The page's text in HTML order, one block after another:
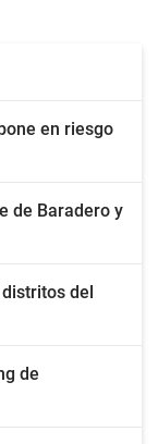
en riesgo
de Baradero y
del
de